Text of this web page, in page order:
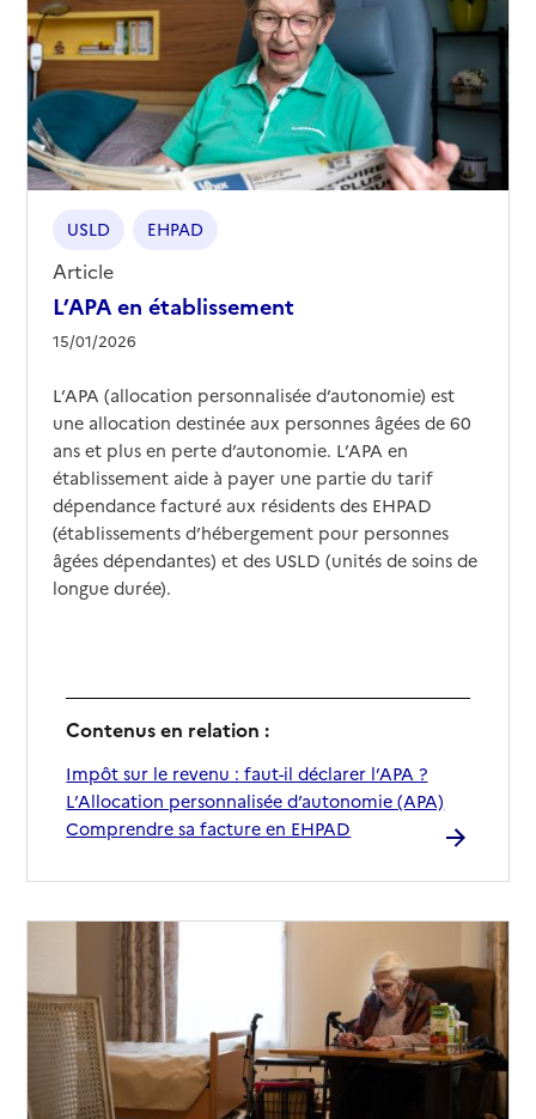
L’APA en établissement
15/01/2026
USLD EHPAD
Article
L’APA (allocation personnalisée d’autonomie) est
une allocation destinée aux personnes âgées de 60
ans et plus en perte d’autonomie. L’APA en
établissement aide à payer une partie du tarif
dépendance facturé aux résidents des EHPAD
(établissements d’hébergement pour personnes
âgées dépendantes) et des USLD (unités de soins de
longue durée).
Contenus en relation :
Impôt sur le revenu : faut-il déclarer l’APA ?
L’Allocation personnalisée d’autonomie (APA)
Comprendre sa facture en EHPAD